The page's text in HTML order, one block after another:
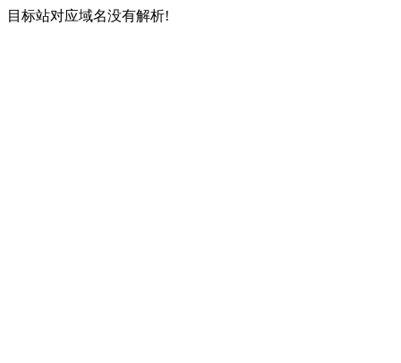
目标站对应域名没有解析!